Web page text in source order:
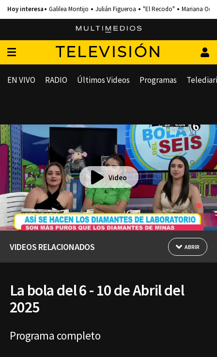
Galilea Montijo Julián Figueroa "El Recodo" Mariana
TELEVISIÓN
EN VIVO RADIO Últimos Videos Programas
Video
VIDEOS RELACIONADOS ABRIR
La bola del 6 - 10 de Abril del
2025
Programa completo